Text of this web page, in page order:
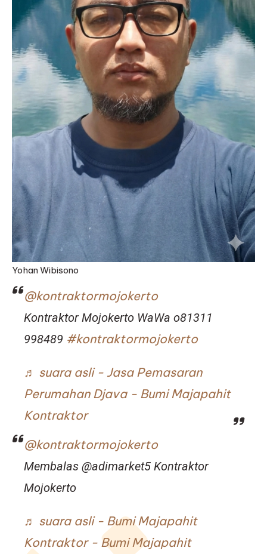
Yohan Wibisono
@kontraktormojokerto
Kontraktor Mojokerto WaWa o81311
998489 #kontraktormojokerto
♬ suara asli - Jasa Pemasaran
Perumahan Djava - Bumi Majapahit
Kontraktor
@kontraktormojokerto
Membalas @adimarket5 Kontraktor
Mojokerto
♬ suara asli - Bumi Majapahit
Kontraktor - Bumi Majapahit